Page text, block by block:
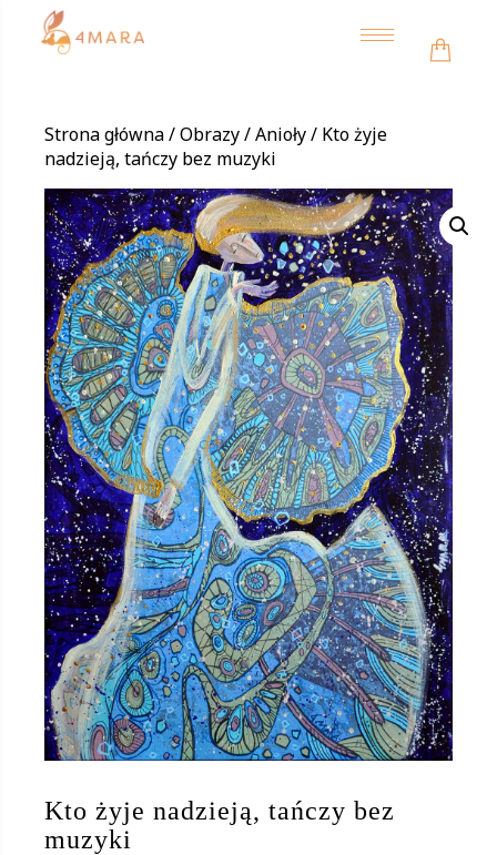
Toggle
navigation
Strona główna/Obrazy/Anioły/ Kto żyje
nadzieją, tańczy bez muzyki
Kto żyje nadzieją, tańczy bez
muzyki